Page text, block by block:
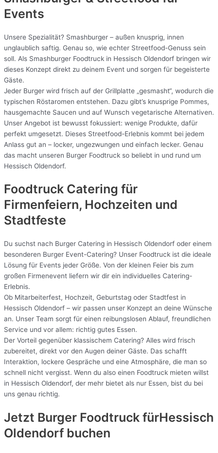
Events
Unsere Spezialität? Smashburger – außen knusprig, innen
unglaublich saftig. Genau so, wie echter Streetfood-Genuss sein
soll. Als Smashburger Foodtruck in Hessisch Oldendorf bringen wir
dieses Konzept direkt zu deinem Event und sorgen für begeisterte
Gäste.
Jeder Burger wird frisch auf der Grillplatte „gesmasht“, wodurch die
typischen Röstaromen entstehen. Dazu gibt’s knusprige Pommes,
hausgemachte Saucen und auf Wunsch vegetarische Alternativen.
Unser Angebot ist bewusst fokussiert: wenige Produkte, dafür
perfekt umgesetzt. Dieses Streetfood-Erlebnis kommt bei jedem
Anlass gut an – locker, ungezwungen und einfach lecker. Genau
das macht unseren Burger Foodtruck so beliebt in und rund um
Hessisch Oldendorf.
Foodtruck Catering für
Firmenfeiern, Hochzeiten und
Stadtfeste
Du suchst nach Burger Catering in Hessisch Oldendorf oder einem
besonderen Burger Event-Catering? Unser Foodtruck ist die ideale
Lösung für Events jeder Größe. Von der kleinen Feier bis zum
großen Firmenevent liefern wir dir ein individuelles Catering-
Erlebnis.
Ob Mitarbeiterfest, Hochzeit, Geburtstag oder Stadtfest in
Hessisch Oldendorf – wir passen unser Konzept an deine Wünsche
an. Unser Team sorgt für einen reibungslosen Ablauf, freundlichen
Service und vor allem: richtig gutes Essen.
Der Vorteil gegenüber klassischem Catering? Alles wird frisch
zubereitet, direkt vor den Augen deiner Gäste. Das schafft
Interaktion, lockere Gespräche und eine Atmosphäre, die man so
schnell nicht vergisst. Wenn du also einen Foodtruck mieten willst
in Hessisch Oldendorf, der mehr bietet als nur Essen, bist du bei
uns genau richtig.
Jetzt Burger Foodtruck fürHessisch
Oldendorf buchen